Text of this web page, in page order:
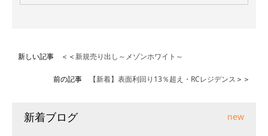
新しい記事 ＜＜ 新規売り出し～メゾンホワイト～
前の記事 【新着】表面利回り13％超え・RCレジデンス ＞＞
新着ブログ new